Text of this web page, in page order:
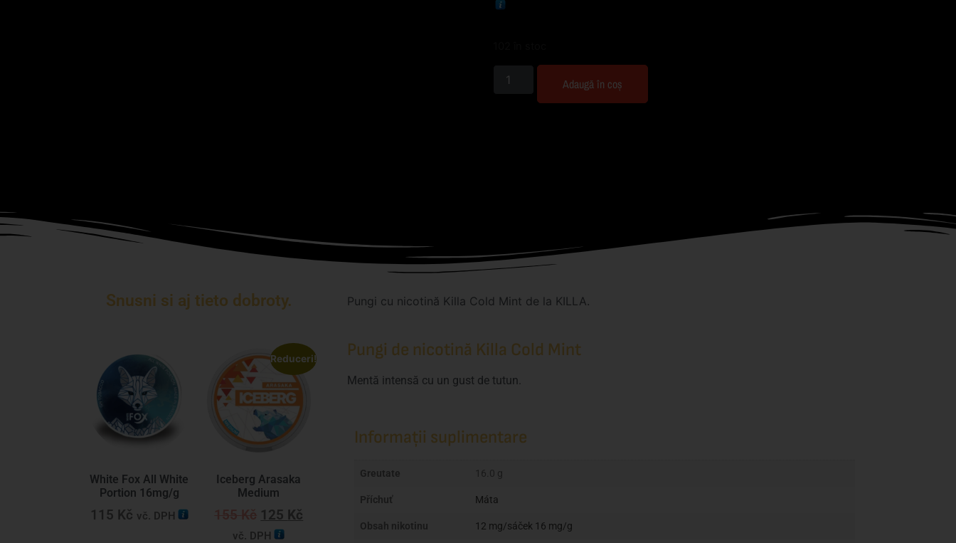
Adaugă în coș
Snusni si aj tieto dobroty.
White Fox All White
Portion 16mg/g
115 Kč vč. DPH
Reduceri!
Iceberg Arasaka
Medium
125 Kč
vč. DPH
Pungi cu nicotină Killa Cold Mint de la KILLA.
Pungi de nicotină Killa Cold Mint
Mentă intensă cu un gust de tutun.
Informații suplimentare
Greutate 16.0 g
Příchuť Máta
Obsah nikotinu 12 mg/sáček 16 mg/g